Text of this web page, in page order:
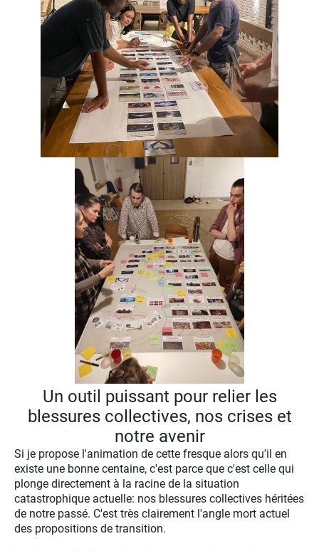
Un outil puissant pour relier les
blessures collectives, nos crises et
notre avenir
Si je propose l'animation de cette fresque alors qu'il en
existe une bonne centaine, c'est parce que c'est celle qui
plonge directement à la racine de la situation
catastrophique actuelle: nos blessures collectives héritées
de notre passé. C'est très clairement l'angle mort actuel
des propositions de transition.